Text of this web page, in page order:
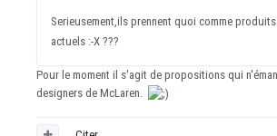
Serieusement,ils prennent quoi comme
actuels :-X ???
Pour le moment il s'agit de propositions qui
designers de McLaren.